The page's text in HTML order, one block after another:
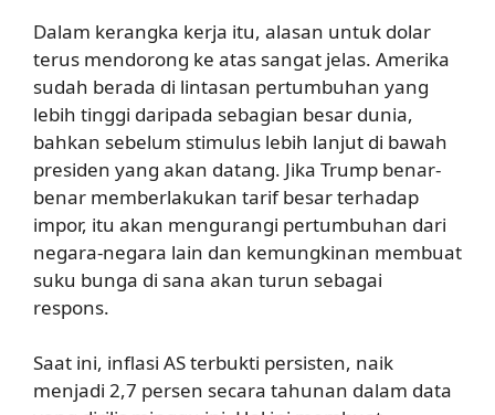
Dalam kerangka kerja itu, alasan untuk dolar
terus mendorong ke atas sangat jelas. Amerika
sudah berada di lintasan pertumbuhan yang
lebih tinggi daripada sebagian besar dunia,
bahkan sebelum stimulus lebih lanjut di bawah
presiden yang akan datang. Jika Trump benar-
benar memberlakukan tarif besar terhadap
impor, itu akan mengurangi pertumbuhan dari
negara-negara lain dan kemungkinan membuat
suku bunga di sana akan turun sebagai
respons.
Saat ini, inflasi AS terbukti persisten, naik
menjadi 2,7 persen secara tahunan dalam data